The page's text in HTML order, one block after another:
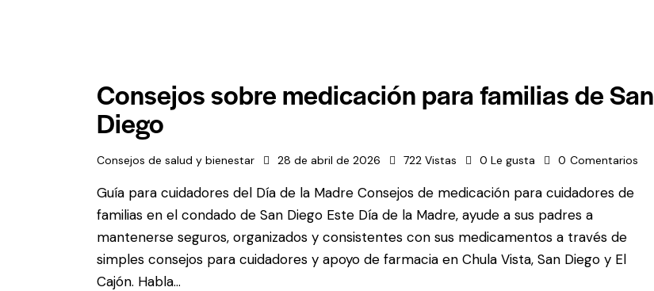
Consejos sobre medicación para familias de San
Diego
Consejos de salud y bienestar 28 de abril de 2026 722 Vistas 0 Le gusta 0 Comentarios
Guía para cuidadores del Día de la Madre Consejos de medicación para cuidadores de
familias en el condado de San Diego Este Día de la Madre, ayude a sus padres a
mantenerse seguros, organizados y consistentes con sus medicamentos a través de
simples consejos para cuidadores y apoyo de farmacia en Chula Vista, San Diego y El
Cajón. Habla...